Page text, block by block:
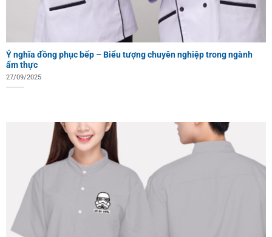
Ý nghĩa đồng phục bếp – Biểu tượng chuyên nghiệp trong ngành
ẩm thực
27/09/2025